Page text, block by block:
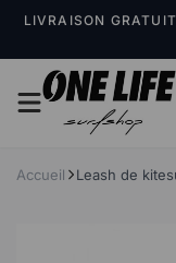
LIVRAISON
Accueil Leash de